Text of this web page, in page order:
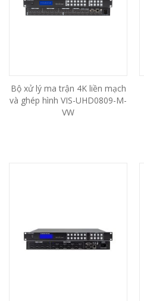
Bộ xử lý ma trận 4K liền mạch
và ghép hình VIS-UHD0809-M-
VW